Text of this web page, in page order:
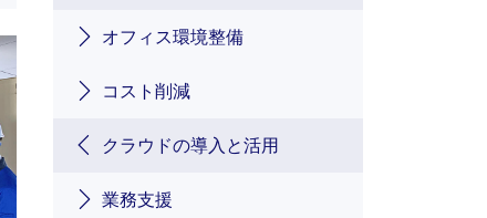
オフィス環境整備
コスト削減
クラウドの導入と活用
業務支援